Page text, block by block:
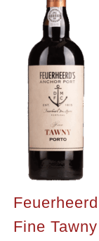
Fine Tawny